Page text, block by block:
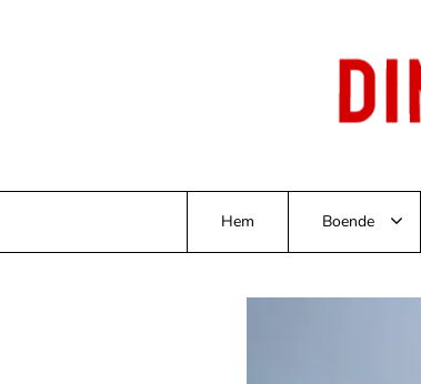
Hem Boende